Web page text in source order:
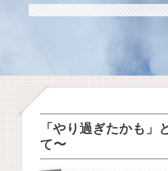
「やり過ぎたかも」
て〜